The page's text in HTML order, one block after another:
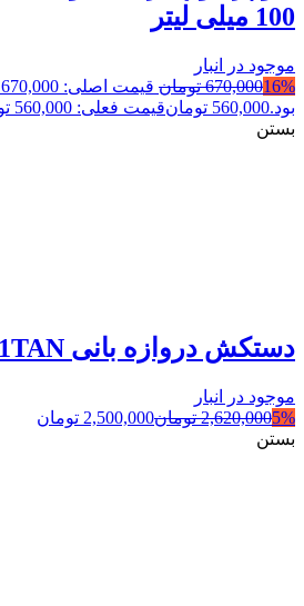
100 میلی لیتر
موجود در انبار
16%
670,000 تومان
بود.560,000 تومانقیمت فعلی: 560,000 تومان.
بستن
دستکش دروازه بانی T1TAN
موجود در انبار
5%
2,620,000 تومان2,500,000 تومان
بستن